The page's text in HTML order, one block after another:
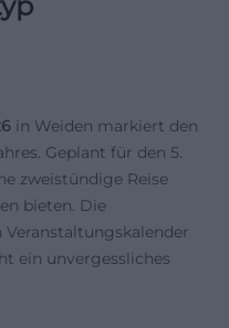
in Weiden markiert den
Geplant für den 5.
zweistündige Reise
bieten. Die
ein unvergessliches